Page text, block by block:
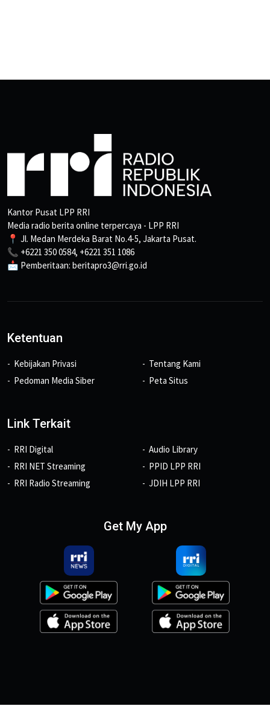
Kantor Pusat LPP RRI
Media radio berita online terpercaya - LPP RRI
📍 Jl. Medan Merdeka Barat No.4-5, Jakarta Pusat.
📞 +6221 350 0584, +6221 351 1086
📩 Pemberitaan: beritapro3@rri.go.id
Ketentuan
Kebijakan Privasi
Pedoman Media Siber
Tentang Kami
Peta Situs
Link Terkait
RRI Digital
RRI NET Streaming
RRI Radio Streaming
Audio Library
PPID LPP RRI
JDIH LPP RRI
Get My App